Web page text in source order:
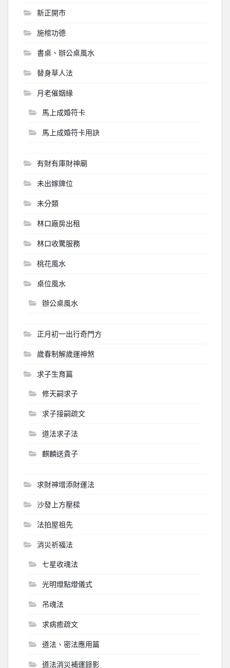
新正開市
施棺功德
書桌、辦公桌風水
替身草人法
月老催姻緣
馬上成婚符卡
馬上成婚符卡用訣
有財有庫財神廟
未出嫁牌位
未分類
林口廠房出租
林口收驚服務
桃花風水
桌位風水
辦公桌風水
正月初一出行奇門方
歲春制解歲運神煞
求子生育篇
修天嗣求子
求子接嗣疏文
道法求子法
麒麟送貴子
求財神增添財運法
沙發上方壓樑
法拍屋祖先
消災祈福法
七星收魂法
光明燈點燈儀式
吊魂法
求病癒疏文
道法、密法應用篇
道法消災補運錄影